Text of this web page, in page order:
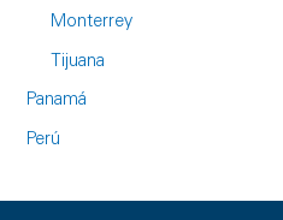
Monterrey
Tijuana
Panamá
Perú